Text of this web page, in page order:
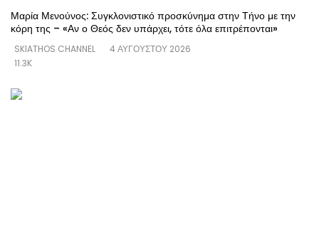
Μαρία Μενούνος: Συγκλονιστικό προσκύνημα στην Τήνο με την
κόρη της – «Αν ο Θεός δεν υπάρχει, τότε όλα επιτρέπονται»
SKIATHOS CHANNEL
4 ΑΥΓΟΎΣΤΟΥ 2026
11.3K